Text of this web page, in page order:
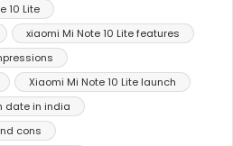
10 Lite
xiaomi Mi Note 10 Lite features
Xiaomi Mi Note 10 Lite launch
date in india
cons